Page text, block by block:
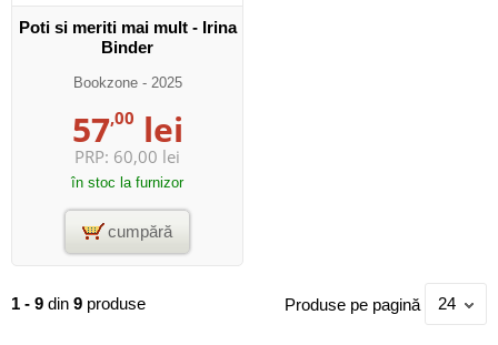
Poti si meriti mai mult - Irina
Binder
Bookzone- 2025
57,00 lei
PRP: 60,00 lei
în stoc la furnizor
cumpără
1 - 9 din 9 produse Produse pe pagină 24